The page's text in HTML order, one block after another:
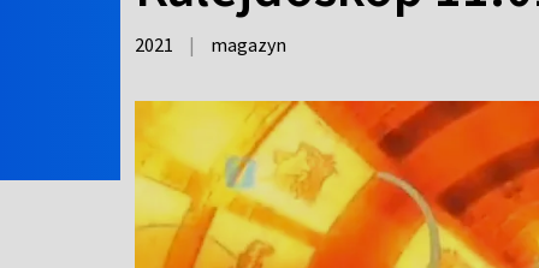
2021 | magazyn